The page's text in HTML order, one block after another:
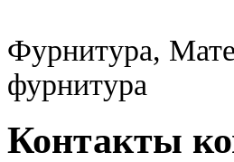
Фурнитура,
фурнитура
Контакты